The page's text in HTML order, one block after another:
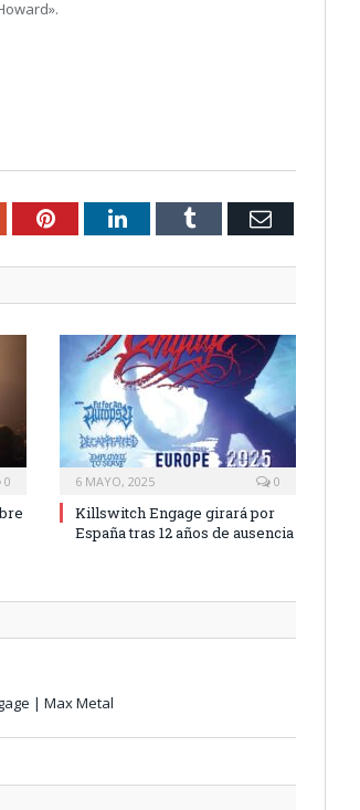
PinterestLinkedInTumblr Email
0 6 MAYO, 2025 0
Killswitch Engage girará por
España tras 12 años de ausencia
| Max Metal